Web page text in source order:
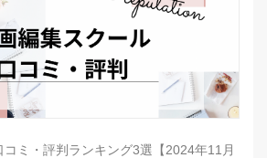
ミ・評判ランキング3選【2024年11月